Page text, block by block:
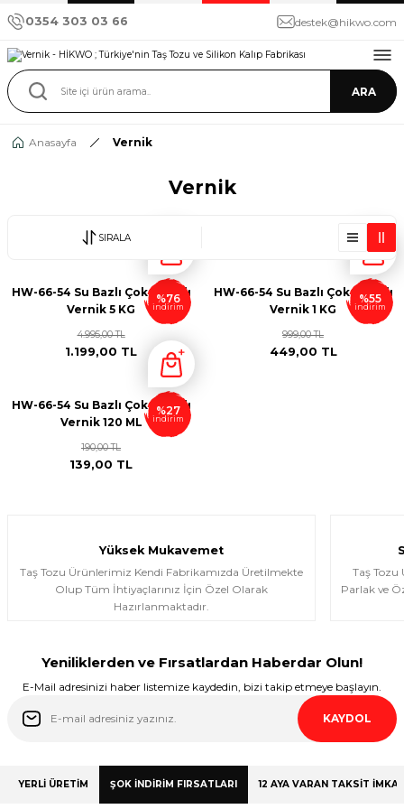
0354 303 03 66 destek@hikwo.com
ARA
Anasayfa Vernik
Vernik
SIRALA
%76
indirim
HW-66-54 Su Bazlı Çok Amaçlı
Vernik 5 KG
1.199,00 TL
4.995,00 TL
%55
indirim
HW-66-54 Su Bazlı Çok Amaçlı
Vernik 1 KG
449,00 TL
999,00 TL
%27
indirim
HW-66-54 Su Bazlı Çok Amaçlı
Vernik 120 ML
139,00 TL
190,00 TL
Yüksek Mukavemet
Taş Tozu Ürünlerimiz Kendi Fabrikamızda Üretilmekte
Olup Tüm İhtiyaçlarınız İçin Özel Olarak
Hazırlanmaktadır.
Taş
Parlak ve
Yeniliklerden ve Fırsatlardan Haberdar Olun!
E-Mail adresinizi haber listemize kaydedin, bizi takip etmeye başlayın.
KAYDOL
YERLİ ÜRETİM ŞOK İNDİRİM FIRSATLARI 12 AYA VARAN TAKSİT